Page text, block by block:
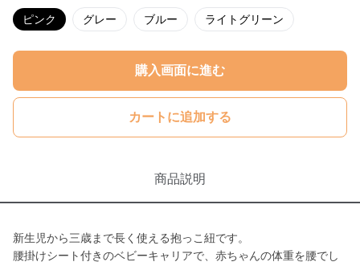
ピンク グレー ブルー ライトグリーン
購入画面に進む
カートに追加する
商品説明
新生児から三歳まで長く使える抱っこ紐です。
腰掛けシート付きのベビーキャリアで、赤ちゃんの体重を腰でし